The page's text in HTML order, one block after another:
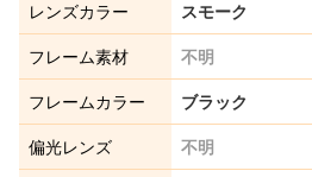
レンズカラー スモーク
フレーム素材 不明
フレームカラー ブラック
偏光レンズ 不明